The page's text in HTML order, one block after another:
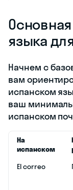
языка
Начнем с
вам
испанском
ваш
испанском
На
испанском
El correo